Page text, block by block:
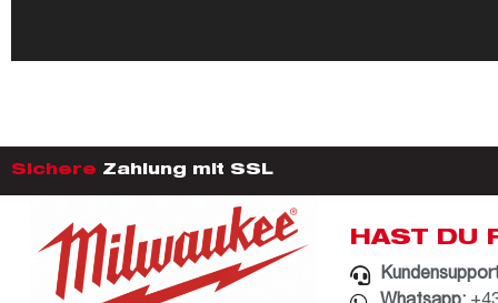
Sichere Zahlung mit SSL
HAST DU